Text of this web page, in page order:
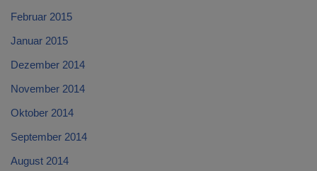
Februar 2015
Januar 2015
Dezember 2014
November 2014
Oktober 2014
September 2014
August 2014